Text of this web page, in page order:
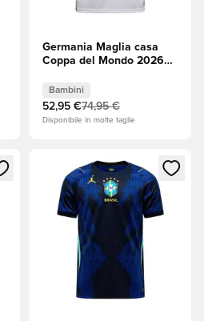
Germania Maglia casa
Coppa del Mondo 2026
Bambini
52,95 €74,95 €
Disponibile in molte taglie
per accedere o registrarsi come
Apre una finestra modale